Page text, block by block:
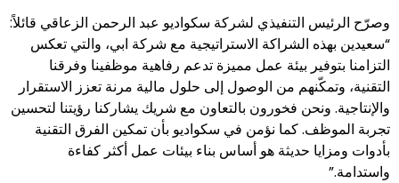
وصرّح الرئيس التنفيذي لشركة سكواديو عبد الرحمن الزعاقي قائلاً:
“سعيدين بهذه الشراكة الاستراتيجية مع شركة ابي، والتي تعكس
التزامنا بتوفير بيئة عمل مميزة تدعم رفاهية موظفينا وفرقنا
التقنية، وتمكّنهم من الوصول إلى حلول مالية مرنة تعزز الاستقرار
والإنتاجية. ونحن فخورون بالتعاون مع شريك يشاركنا رؤيتنا لتحسين
تجربة الموظف. كما نؤمن في سكواديو بأن تمكين الفرق التقنية
بأدوات ومزايا حديثة هو أساس بناء بيئات عمل أكثر كفاءة
واستدامة.”